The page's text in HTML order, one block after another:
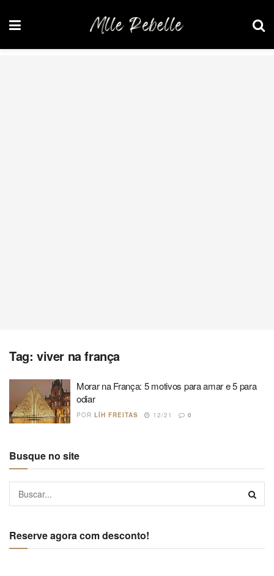
Tag: viver na frança
Morar na França: 5 motivos para amar e 5 para
odiar
POR LÍH FREITAS 12/21 0
Busque no site
Reserve agora com desconto!